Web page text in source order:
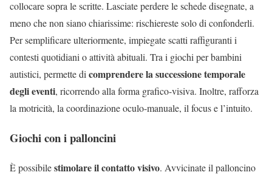
collocare sopra le scritte. Lasciate perdere le schede disegnate, a
meno che non siano chiarissime: rischiereste solo di confonderli.
Per semplificare ulteriormente, impiegate scatti raffiguranti i
contesti quotidiani o attività abituali. Tra i giochi per bambini
autistici, permette dicomprendere la successione temporale
degli eventi, ricorrendo alla forma grafico-visiva. Inoltre, rafforza
la motricità, la coordinazione oculo-manuale, il focus e l’intuito.
Giochi con i palloncini
È possibilestimolare il contatto visivo. Avvicinate il palloncino